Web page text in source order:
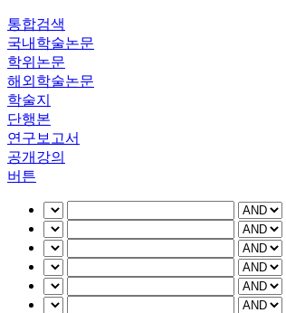
통합검색
국내학술논문
학위논문
해외학술논문
학술지
단행본
연구보고서
공개강의
버튼